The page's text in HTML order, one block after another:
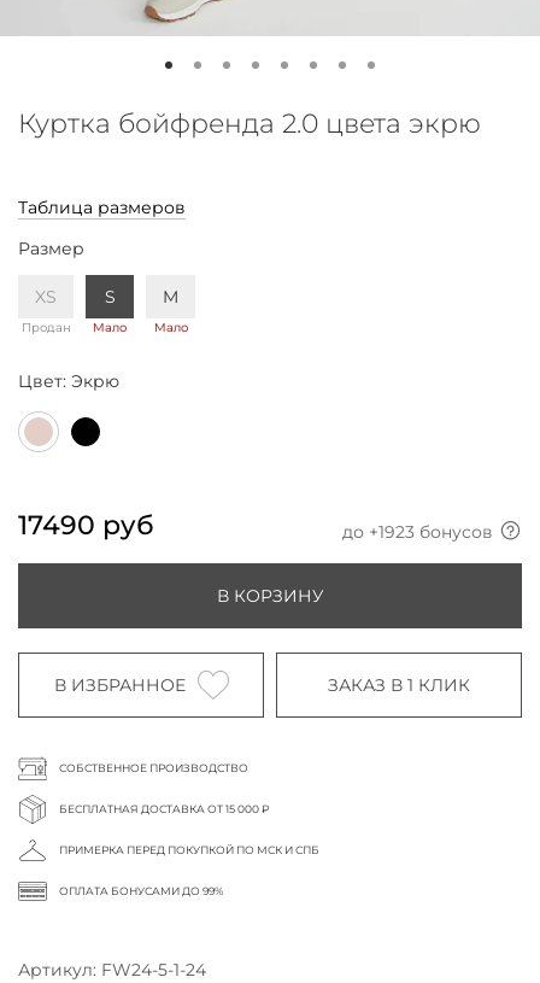
Куртка бойфренда 2.0 цвета экрю
Таблица размеров
Размер
XS
Продан
S
Мало
M
Мало
Цвет: Экрю
17490 руб до +1923 бонусов
В КОРЗИНУ
В ИЗБРАННОЕ ЗАКАЗ В 1 КЛИК
СОБСТВЕННОЕ ПРОИЗВОДСТВО
БЕСПЛАТНАЯ ДОСТАВКА ОТ 15 000 ₽
ПРИМЕРКА ПЕРЕД ПОКУПКОЙ ПО МСК И СПБ
ОПЛАТА БОНУСАМИ ДО 99%
Артикул: FW24-5-1-24